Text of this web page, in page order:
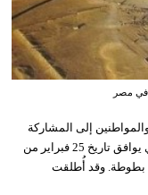
في مصر
إلى المشاركة
في الاحتفال بيوم السياحة العربي لعام 2026، والذي يوافق تاريخ 25 فبراير من
بطوطة. وقد أُطلقت